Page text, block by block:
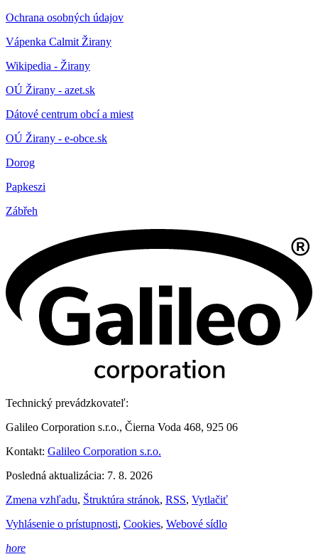
Ochrana osobných údajov
Vápenka Calmit Žirany
Wikipedia - Žirany
OÚ Žirany - azet.sk
Dátové centrum obcí a miest
OÚ Žirany - e-obce.sk
Dorog
Papkeszi
Zábřeh
Technický prevádzkovateľ:
Galileo Corporation s.r.o., Čierna Voda 468, 925 06
Kontakt: Galileo Corporation s.r.o.
Posledná aktualizácia: 7. 8. 2026
Zmena vzhľadu, Štruktúra stránok, RSS, Vytlačiť
Vyhlásenie o prístupnosti, Cookies, Webové sídlo
hore